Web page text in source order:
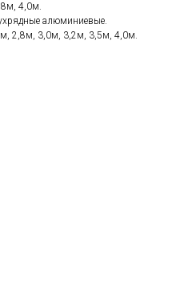
4,0м.
алюминиевые.
2,8м, 3,0м, 3,2м, 3,5м, 4,0м.